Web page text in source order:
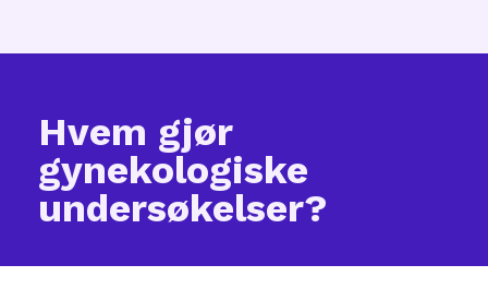
Hvem gjør
gynekologiske
undersøkelser?